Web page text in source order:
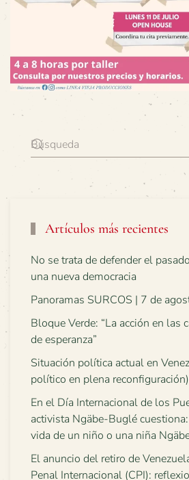
Artículos más recientes
No se trata de defender el
una nueva democracia
Panoramas SURCOS | 7 de
Bloque Verde: “La acción en las
de esperanza”
Situación política actual en
político en plena reconfiguración)
En el Día Internacional de los
activista Ngäbe-Buglé
vida de un niño o una niña
El anuncio del retiro de
Penal Internacional (CPI):